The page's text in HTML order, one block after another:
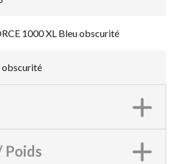
1000 XL Bleu obscurité
obscurité
Poids